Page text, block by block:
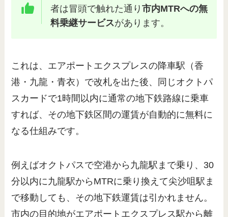
者は冒頭で触れた通り 市内MTRへの無
料乗継サービスがあります。
これは、エアポートエクスプレスの降車駅（香
港・九龍・青衣）で改札を出た後、同じオクトパ
スカードで1時間以内に通常の地下鉄路線に乗車
すれば、その地下鉄区間の運賃が自動的に無料に
なる仕組みです。
例えばオクトパスで空港から九龍駅まで乗り、30
分以内に九龍駅からMTRに乗り換えて尖沙咀駅ま
で移動しても、その地下鉄運賃は引かれません。
市内の目的地がエアポートエクスプレス駅から離